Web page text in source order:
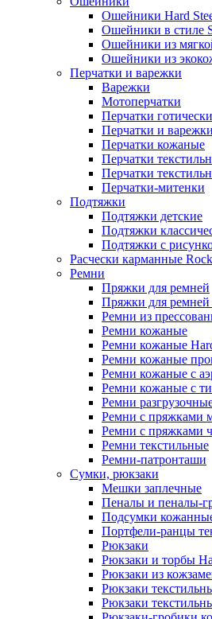
Ошейники Hard
Ошейники в стиле
Ошейники из
Ошейники из
Перчатки и варежки
Варежки
Мотоперчатки
Перчатки
Перчатки и
Перчатки кожаные
Перчатки
Перчатки
Перчатки-митенки
Подтяжки
Подтяжки детские
Подтяжки
Подтяжки с
Расчески карманные
Ремни
Пряжки для ремней
Пряжки для ремней
Ремни из
Ремни кожаные
Ремни кожаные
Ремни кожаные
Ремни кожаные с
Ремни кожаные с
Ремни
Ремни с пряжками
Ремни с пряжками
Ремни текстильные
Ремни-патронташи
Сумки, рюкзаки
Мешки заплечные
Пеналы и пеналы-
Подсумки
Портфели-ранцы
Рюкзаки
Рюкзаки и торбы
Рюкзаки из
Рюкзаки
Рюкзаки